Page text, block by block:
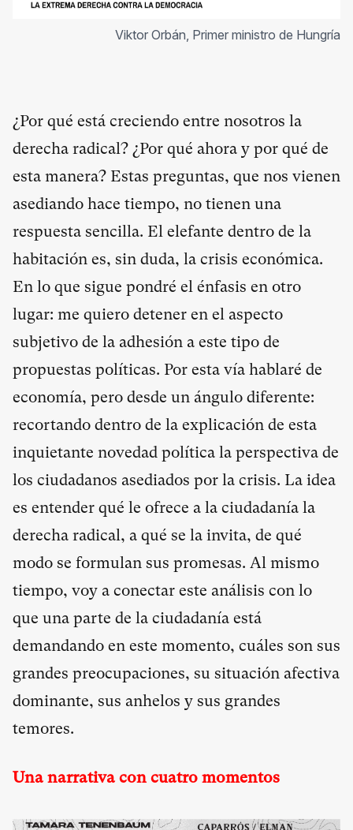
Viktor Orbán, Primer ministro de Hungría
¿Por qué está creciendo entre nosotros la
derecha radical? ¿Por qué ahora y por qué de
esta manera? Estas preguntas, que nos vienen
asediando hace tiempo, no tienen una
respuesta sencilla. El elefante dentro de la
habitación es, sin duda, la crisis económica.
En lo que sigue pondré el énfasis en otro
lugar: me quiero detener en el aspecto
subjetivo de la adhesión a este tipo de
propuestas políticas. Por esta vía hablaré de
economía, pero desde un ángulo diferente:
recortando dentro de la explicación de esta
inquietante novedad política la perspectiva de
los ciudadanos asediados por la crisis. La idea
es entender qué le ofrece a la ciudadanía la
derecha radical, a qué se la invita, de qué
modo se formulan sus promesas. Al mismo
tiempo, voy a conectar este análisis con lo
que una parte de la ciudadanía está
demandando en este momento, cuáles son sus
grandes preocupaciones, su situación afectiva
dominante, sus anhelos y sus grandes
temores.
Una narrativa con cuatro momentos